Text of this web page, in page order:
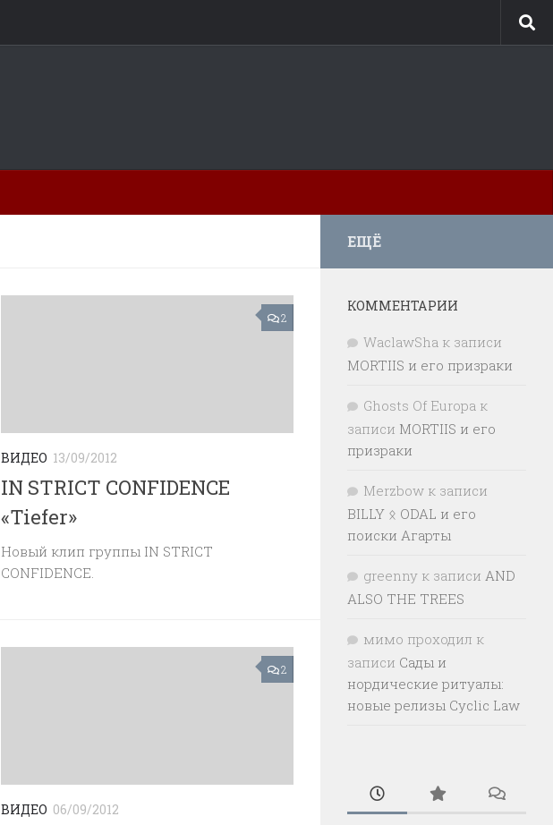
2
ВИДЕО 13/09/2012
IN STRICT CONFIDENCE
«Tiefer»
Новый клип группы IN STRICT
CONFIDENCE.
2
ВИДЕО 06/09/2012
ЕЩЁ
КОММЕНТАРИИ
WaclawSha к записи
MORTIIS и его призраки
Ghosts Of Europa к
записи MORTIIS и его
призраки
Merzbow к записи
BILLY ᛟ ODAL и его
поиски Агарты
greenny к записи AND
ALSO THE TREES
мимо проходил к
записи Сады и
нордические ритуалы:
новые релизы Cyclic Law